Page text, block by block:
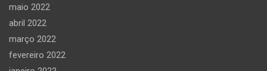
maio 2022
abril 2022
março 2022
fevereiro 2022